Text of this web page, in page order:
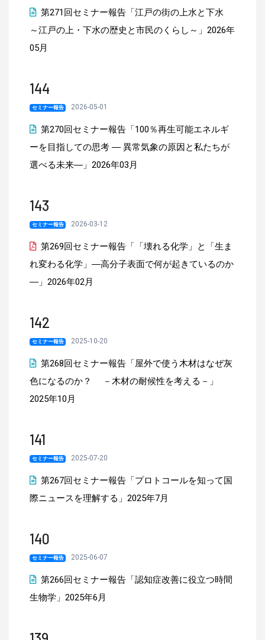
第271回セミナー報告「江戸の街の上水と下水
～江戸の上・下水の歴史と市民のくらし～」2026年
05月
144
セミナー報告 2026-05-01
第270回セミナー報告「100％再生可能エネルギ
ーを目指しての思考 ― 異常気象の原因と私たちが
選べる未来―」2026年03月
143
セミナー報告 2026-03-12
第269回セミナー報告「「壊れる化学」と「生ま
れ変わる化学」―高分子表面で何が起きているのか
―」2026年02月
142
セミナー報告 2025-10-20
第268回セミナー報告「屋外で使う木材はなぜ灰
色になるのか？ －木材の耐候性を考える－」
2025年10月
141
セミナー報告 2025-07-20
第267回セミナー報告「プロトコールを知って国
際ニュースを理解する」2025年7月
140
セミナー報告 2025-06-07
第266回セミナー報告「認知症改善に役立つ時間
生物学」2025年6月